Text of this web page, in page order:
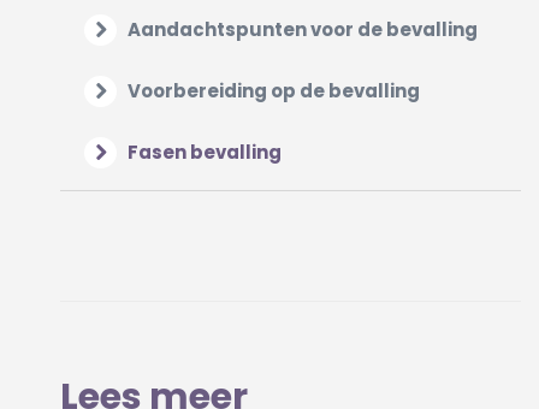
Aandachtspunten voor de bevalling
Voorbereiding op de bevalling
Fasen bevalling
Lees meer